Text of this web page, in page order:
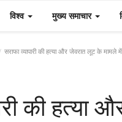
विश्व मुख्य समाचार
सराफा व्यापारी की हत्या और जेवरात लूट के मामले
की